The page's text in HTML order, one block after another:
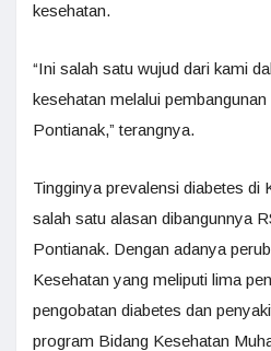
kesehatan.
“Ini salah satu wujud dari kami
kesehatan melalui
Pontianak,” terangnya.
Tingginya prevalensi diabetes di
salah satu alasan dibangunnya
Pontianak. Dengan adanya
Kesehatan yang meliputi lima
pengobatan diabetes dan
program Bidang Kesehatan